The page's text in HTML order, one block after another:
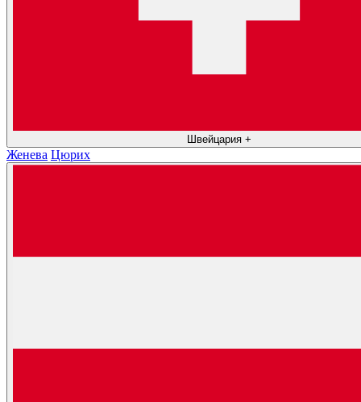
Швейцария +
Женева Цюрих